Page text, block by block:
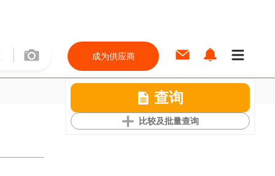
成为供应商
查询
比较及批量查询